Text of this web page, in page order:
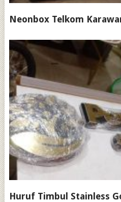
Neonbox Telkom
Huruf Timbul Stainless